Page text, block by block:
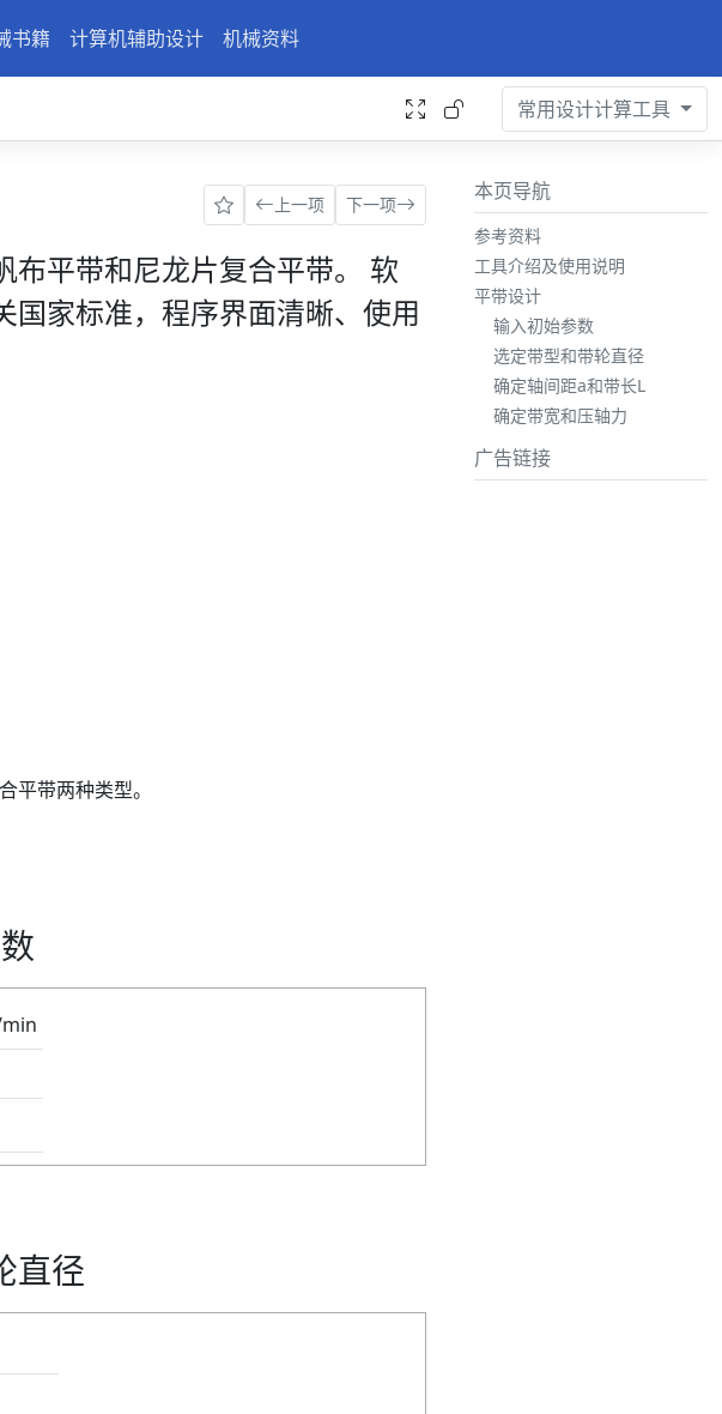
书籍 计算机辅助设计 机械资料
常用设计计算工具
上一项 下一项
布平带和尼龙片复合平带。 软
国家标准，程序界面清晰、使用
本页导航
参考资料
工具介绍及使用说明
平带设计
输入初始参数
选定带型和带轮直径
确定轴间距a和带长L
确定带宽和压轴力
广告链接
平带两种类型。
直径